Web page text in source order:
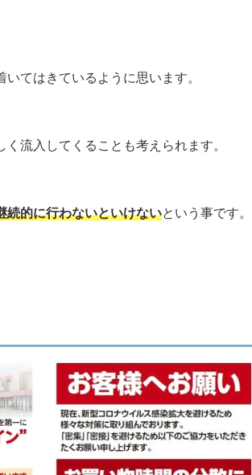
てはきているように思います。
流入してくることも考えられます。
続的に行わないといけないという事です。